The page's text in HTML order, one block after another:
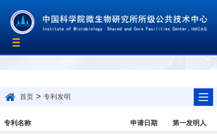
首页 > 专利发明
专利名称 申请日期 第一发明人